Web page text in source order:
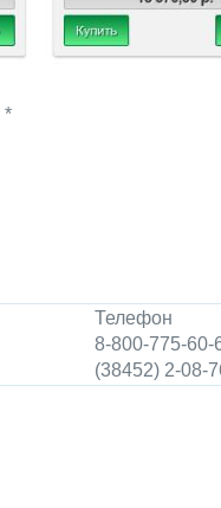
*
Телефон
8-800-775-60-
(38452) 2-08-